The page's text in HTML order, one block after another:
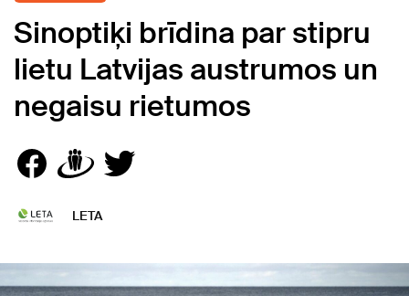
Sinoptiķi brīdina par stipru
lietu Latvijas austrumos un
negaisu rietumos
LETA